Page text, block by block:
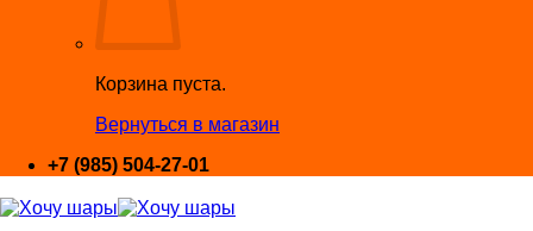
Корзина пуста.
Вернуться в магазин
+7 (985) 504-27-01